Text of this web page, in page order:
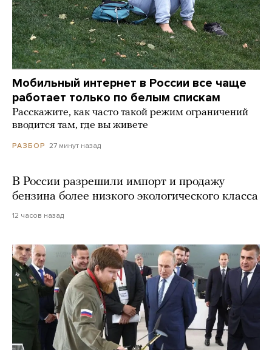
Мобильный интернет в России все чаще
работает только по белым спискам
Расскажите, как часто такой режим ограничений
вводится там, где вы живете
РАЗБОР 27 минут назад
В России разрешили импорт и продажу
бензина более низкого экологического класса
12 часов назад